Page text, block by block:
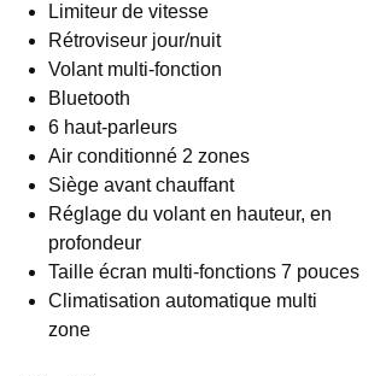
Limiteur de vitesse
Rétroviseur jour/nuit
Volant multi-fonction
Bluetooth
6 haut-parleurs
Air conditionné 2 zones
Siège avant chauffant
Réglage du volant en hauteur, en
profondeur
Taille écran multi-fonctions 7 pouces
Climatisation automatique multi
zone